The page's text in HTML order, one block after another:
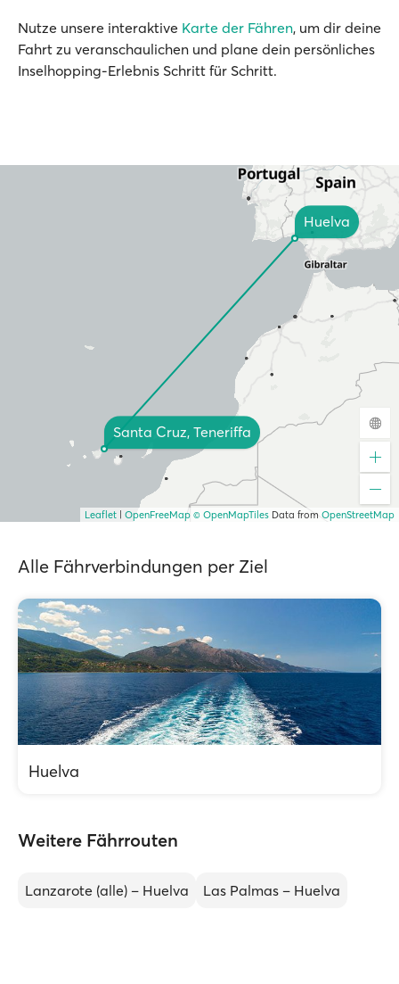
Nutze unsere interaktive Karte der Fähren, um dir deine
Fahrt zu veranschaulichen und plane dein persönliches
Inselhopping-Erlebnis Schritt für Schritt.
Santa Cruz, Teneriffa
Huelva
Leaflet OpenFreeMap © OpenMapTiles Data from OpenStreetMap
Alle Fährverbindungen per Ziel
Huelva
Weitere Fährrouten
Lanzarote (alle) – Huelva Las Palmas – Huelva